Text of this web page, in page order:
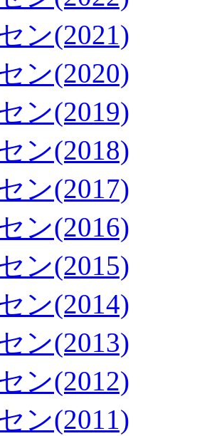
ン(2021)
ン(2020)
ン(2019)
ン(2018)
ン(2017)
ン(2016)
ン(2015)
ン(2014)
ン(2013)
ン(2012)
ン(2011)